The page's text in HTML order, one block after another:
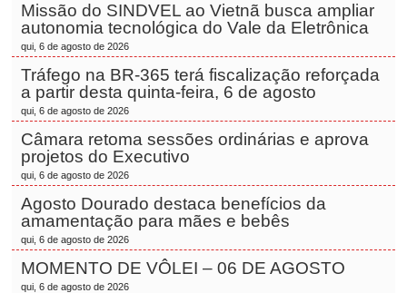
Missão do SINDVEL ao Vietnã busca ampliar
autonomia tecnológica do Vale da Eletrônica
qui, 6 de agosto de 2026
Tráfego na BR-365 terá fiscalização reforçada
a partir desta quinta-feira, 6 de agosto
qui, 6 de agosto de 2026
Câmara retoma sessões ordinárias e aprova
projetos do Executivo
qui, 6 de agosto de 2026
Agosto Dourado destaca benefícios da
amamentação para mães e bebês
qui, 6 de agosto de 2026
MOMENTO DE VÔLEI – 06 DE AGOSTO
qui, 6 de agosto de 2026